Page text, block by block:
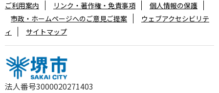
法人番号3000020271403
ご利用案内 リンク・著作権・免責事項
個人情報の保護
市政・ホームページへのご意見ご提案
ウェブアクセシビリテ
ィ
サイトマップ